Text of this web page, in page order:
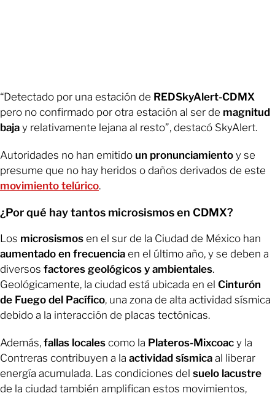
“Detectado por una estación de REDSkyAlert-CDMX
pero no confirmado por otra estación al ser de magnitud
baja y relativamente lejana al resto”, destacó SkyAlert.
Autoridades no han emitido un pronunciamiento y se
presume que no hay heridos o daños derivados de este
movimiento telúrico.
¿Por qué hay tantos microsismos en CDMX?
Los microsismos en el sur de la Ciudad de México han
aumentado en frecuencia en el último año, y se deben a
diversos factores geológicos y ambientales.
Geológicamente, la ciudad está ubicada en el Cinturón
de Fuego del Pacífico, una zona de alta actividad sísmica
debido a la interacción de placas tectónicas.
Además, fallas locales como la Plateros-Mixcoac y la
Contreras contribuyen a la actividad sísmica al liberar
energía acumulada. Las condiciones del suelo lacustre
de la ciudad también amplifican estos movimientos,